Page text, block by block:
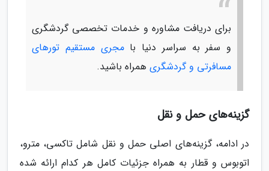
برای دریافت مشاوره و خدمات تخصصی گردشگری
و سفر به سراسر دنیا بامجری مستقیم تورهای
مسافرتی و گردشگری همراه باشید.
گزینه‌های حمل و نقل
در ادامه، گزینه‌های اصلی حمل و نقل شامل تاکسی، مترو،
اتوبوس و قطار به همراه جزئیات کامل هر کدام ارائه شده